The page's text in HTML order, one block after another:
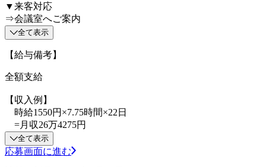
▼来客対応
⇒会議室へご案内
全て表示
【給与備考】
全額支給
【収入例】
時給1550円×7.75時間×22日
=月収26万4275円
全て表示
応募画面に進む